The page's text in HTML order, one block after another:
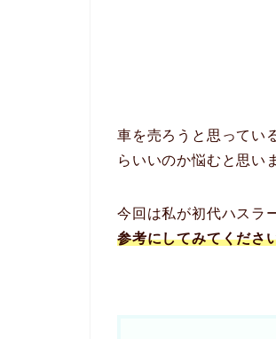
車を売ろうと思ってい
らいいのか悩むと思い
今回は私が初代ハスラ
参考にしてみてくださ